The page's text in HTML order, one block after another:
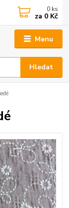
Menu
Hledat
0 ks
za 0 Kč